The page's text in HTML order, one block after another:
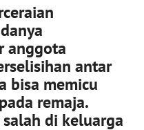
anggota
antar
bisa memicu
remaja.
di keluarga